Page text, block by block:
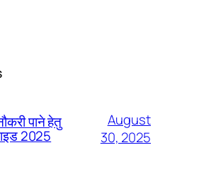
पाने हेतु
2025
August
30, 2025